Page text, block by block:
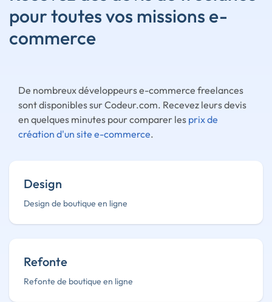
pour toutes vos missions e-
commerce
De nombreux développeurs e-commerce freelances
sont disponibles sur Codeur.com. Recevez leurs devis
en quelques minutes pour comparer les prix de
création d'un site e-commerce.
Design
Design de boutique en ligne
Refonte
Refonte de boutique en ligne